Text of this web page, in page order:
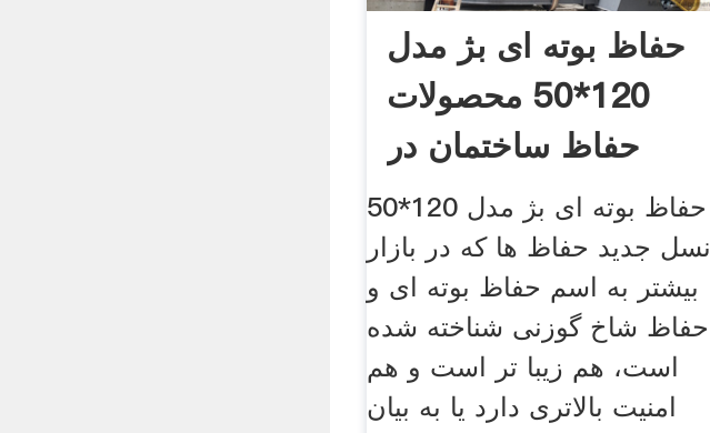
حفاظ بوته ای بژ مدل
120*50 محصولات
حفاظ ساختمان در
پارس سنترحفاظ بوته ای بژ مدل 120*50
نسل جدید حفاظ ها که در بازار
بیشتر به اسم حفاظ بوته ای و
حفاظ شاخ گوزنی شناخته شده
است، هم زیبا تر است و هم
امنیت بالاتری دارد یا به بیان